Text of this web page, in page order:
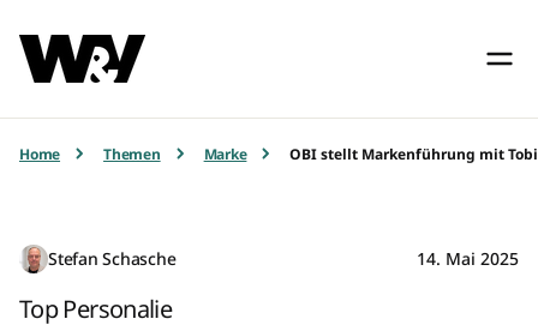
Home Themen Marke OBI stellt Markenführung mit
Stefan Schasche 14. Mai 2025
Top Personalie